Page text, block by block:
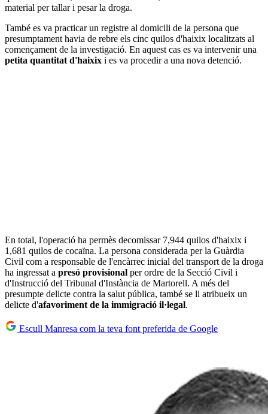
material per tallar i pesar la droga.
També es va practicar un registre al domicili de la persona que
presumptament havia de rebre els cinc quilos d'haixix localitzats al
començament de la investigació. En aquest cas es va intervenir una
petita quantitat d'haixix i es va procedir a una nova detenció.
En total, l'operació ha permès decomissar 7,944 quilos d'haixix i
1,681 quilos de cocaïna. La persona considerada per la Guàrdia
Civil com a responsable de l'encàrrec inicial del transport de la droga
ha ingressat a presó provisional per ordre de la Secció Civil i
d'Instrucció del Tribunal d'Instància de Martorell. A més del
presumpte delicte contra la salut pública, també se li atribueix un
delicte d'afavoriment de la immigració il·legal.
Escull Manresa com la teva font preferida de Google